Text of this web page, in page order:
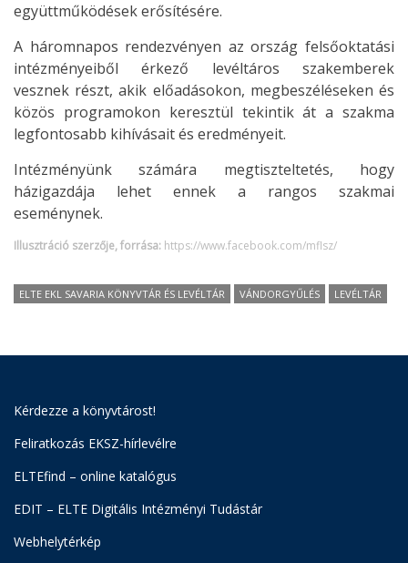
együttműködések erősítésére.
A háromnapos rendezvényen az ország felsőoktatási
intézményeiből érkező levéltáros szakemberek
vesznek részt, akik előadásokon, megbeszéléseken és
közös programokon keresztül tekintik át a szakma
legfontosabb kihívásait és eredményeit.
Intézményünk számára megtiszteltetés, hogy
házigazdája lehet ennek a rangos szakmai
eseménynek.
Illusztráció szerzője, forrása: https://www.facebook.com/mflsz/
ELTE EKL SAVARIA KÖNYVTÁR ÉS LEVÉLTÁR VÁNDORGYŰLÉS LEVÉLTÁR
Kérdezze a könyvtárost!
Feliratkozás EKSZ-hírlevélre
ELTEfind – online katalógus
EDIT – ELTE Digitális Intézményi Tudástár
Webhelytérkép